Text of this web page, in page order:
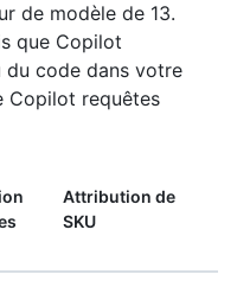
de modèle de 13.
que Copilot
du code dans votre
Copilot requêtes
Attribution de
SKU